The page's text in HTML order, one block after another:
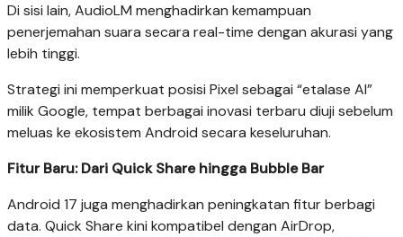
Di sisi lain, AudioLM menghadirkan kemampuan
penerjemahan suara secara real-time dengan akurasi yang
lebih tinggi.
Strategi ini memperkuat posisi Pixel sebagai “etalase AI”
milik Google, tempat berbagai inovasi terbaru diuji sebelum
meluas ke ekosistem Android secara keseluruhan.
Fitur Baru: Dari Quick Share hingga Bubble Bar
Android 17 juga menghadirkan peningkatan fitur berbagi
data. Quick Share kini kompatibel dengan AirDrop,